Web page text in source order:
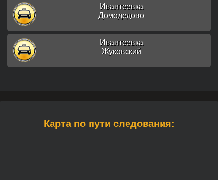
Ивантеевка
Домодедово
Ивантеевка
Жуковский
Карта по пути следования: